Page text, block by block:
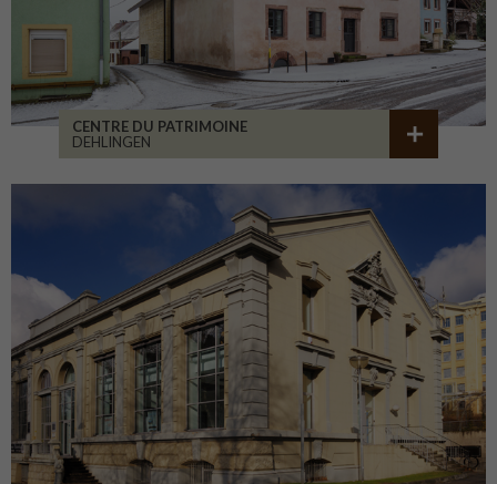
CENTRE DU PATRIMOINE
DEHLINGEN